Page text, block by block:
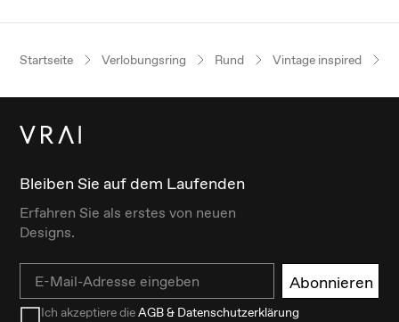
Startseite Verlobungsring Rund Vintage inspired
Bleiben Sie auf dem Laufenden
Erfahren Sie als erstes von neuen
Designs.
Email Abonnieren
Ich akzeptiere dieAGB & Datenschutzerklärung